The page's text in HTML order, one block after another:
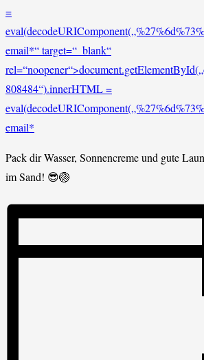
=
email*“ target=“_blank“
rel=“noopener“>
808484“).innerHTML =
email*
Pack dir Wasser, Sonnencreme und gute
im Sand! 😎🏐